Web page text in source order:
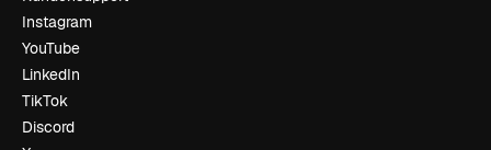
Instagram
YouTube
LinkedIn
TikTok
Discord